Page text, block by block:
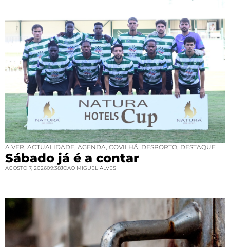
A VER, ACTUALIDADE, AGENDA, COVILHÃ, DESPORTO, DESTAQUE
Sábado já é a contar
AGOSTO 7, 202609:38JOAO MIGUEL ALVES